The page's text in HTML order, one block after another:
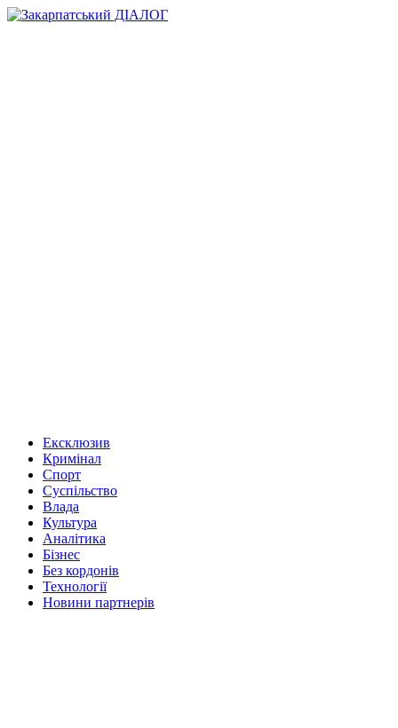
Ексклюзив
Кримінал
Спорт
Суспільство
Влада
Культура
Аналітика
Бізнес
Без кордонів
Технології
Новини партнерів